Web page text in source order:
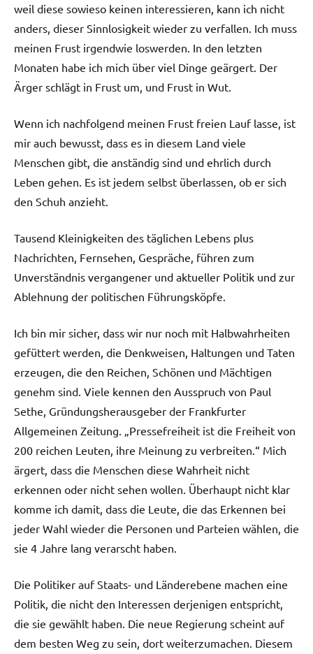
weil diese sowieso keinen interessieren, kann ich nicht
anders, dieser Sinnlosigkeit wieder zu verfallen. Ich muss
meinen Frust irgendwie loswerden. In den letzten
Monaten habe ich mich über viel Dinge geärgert. Der
Ärger schlägt in Frust um, und Frust in Wut.
Wenn ich nachfolgend meinen Frust freien Lauf lasse, ist
mir auch bewusst, dass es in diesem Land viele
Menschen gibt, die anständig sind und ehrlich durch
Leben gehen. Es ist jedem selbst überlassen, ob er sich
den Schuh anzieht.
Tausend Kleinigkeiten des täglichen Lebens plus
Nachrichten, Fernsehen, Gespräche, führen zum
Unverständnis vergangener und aktueller Politik und zur
Ablehnung der politischen Führungsköpfe.
Ich bin mir sicher, dass wir nur noch mit Halbwahrheiten
gefüttert werden, die Denkweisen, Haltungen und Taten
erzeugen, die den Reichen, Schönen und Mächtigen
genehm sind. Viele kennen den Ausspruch von Paul
Sethe, Gründungsherausgeber der Frankfurter
Allgemeinen Zeitung. „Pressefreiheit ist die Freiheit von
200 reichen Leuten, ihre Meinung zu verbreiten.“ Mich
ärgert, dass die Menschen diese Wahrheit nicht
erkennen oder nicht sehen wollen. Überhaupt nicht klar
komme ich damit, dass die Leute, die das Erkennen bei
jeder Wahl wieder die Personen und Parteien wählen, die
sie 4 Jahre lang verarscht haben.
Die Politiker auf Staats- und Länderebene machen eine
Politik, die nicht den Interessen derjenigen entspricht,
die sie gewählt haben. Die neue Regierung scheint auf
dem besten Weg zu sein, dort weiterzumachen. Diesem